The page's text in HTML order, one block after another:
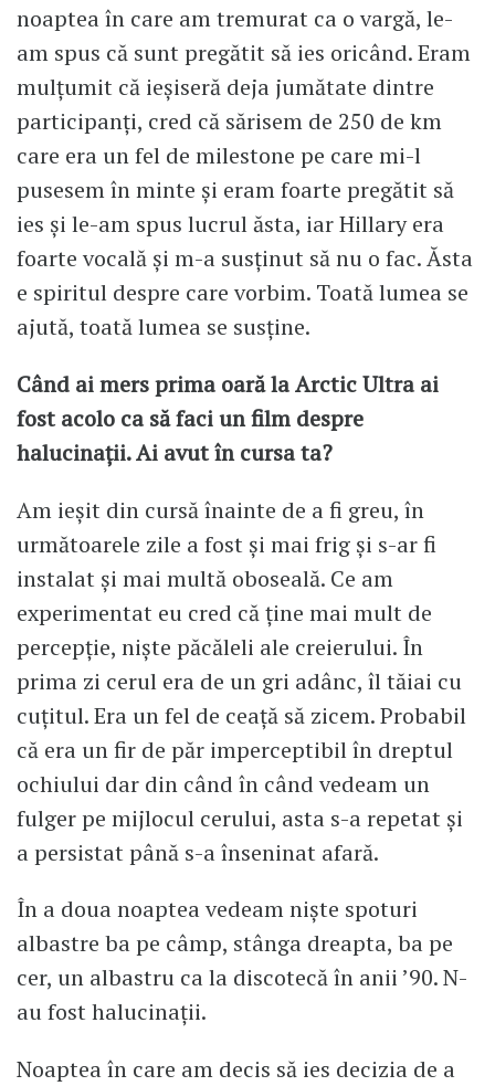
noaptea în care am tremurat ca o vargă, le-
am spus că sunt pregătit să ies oricând. Eram
mulțumit că ieșiseră deja jumătate dintre
participanți, cred că sărisem de 250 de km
care era un fel de milestone pe care mi-l
pusesem în minte și eram foarte pregătit să
ies și le-am spus lucrul ăsta, iar Hillary era
foarte vocală și m-a susținut să nu o fac. Ăsta
e spiritul despre care vorbim. Toată lumea se
ajută, toată lumea se susține.
Când ai mers prima oară la Arctic Ultra ai
fost acolo ca să faci un film despre
halucinații. Ai avut în cursa ta?
Am ieșit din cursă înainte de a fi greu, în
următoarele zile a fost și mai frig și s-ar fi
instalat și mai multă oboseală. Ce am
experimentat eu cred că ține mai mult de
percepție, niște păcăleli ale creierului. În
prima zi cerul era de un gri adânc, îl tăiai cu
cuțitul. Era un fel de ceață să zicem. Probabil
că era un fir de păr imperceptibil în dreptul
ochiului dar din când în când vedeam un
fulger pe mijlocul cerului, asta s-a repetat și
a persistat până s-a înseninat afară.
În a doua noaptea vedeam niște spoturi
albastre ba pe câmp, stânga dreapta, ba pe
cer, un albastru ca la discotecă în anii ’90. N-
au fost halucinații.
Noaptea în care am decis să ies decizia de a